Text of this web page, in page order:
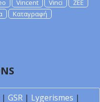
Vincent Vinci
ZEE
Καταγραφή
GSR| Lygerismes |